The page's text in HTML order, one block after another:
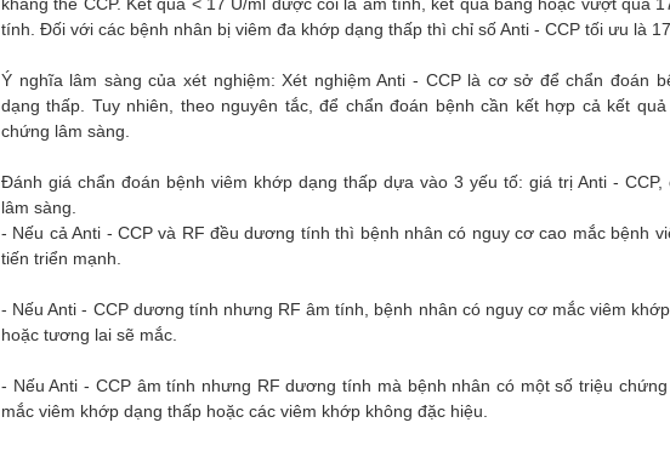
tính. Đối với các bệnh nhân bị viêm đa khớp dạng thấp thì chỉ số Anti - CCP tối ưu là 17
Ý nghĩa lâm sàng của xét nghiệm: Xét nghiệm Anti - CCP là cơ sở để chẩn đoán
dạng thấp. Tuy nhiên, theo nguyên tắc, để chẩn đoán bệnh cần kết hợp cả kết
chứng lâm sàng.
Đánh giá chẩn đoán bệnh viêm khớp dạng thấp dựa vào 3 yếu tố: giá trị Anti -
lâm sàng.
- Nếu cả Anti - CCP và RF đều dương tính thì bệnh nhân có nguy cơ cao mắc bệnh
tiến triển mạnh.
- Nếu Anti - CCP dương tính nhưng RF âm tính, bệnh nhân có nguy cơ mắc viêm
hoặc tương lai sẽ mắc.
- Nếu Anti - CCP âm tính nhưng RF dương tính mà bệnh nhân có một số triệu
mắc viêm khớp dạng thấp hoặc các viêm khớp không đặc hiệu.